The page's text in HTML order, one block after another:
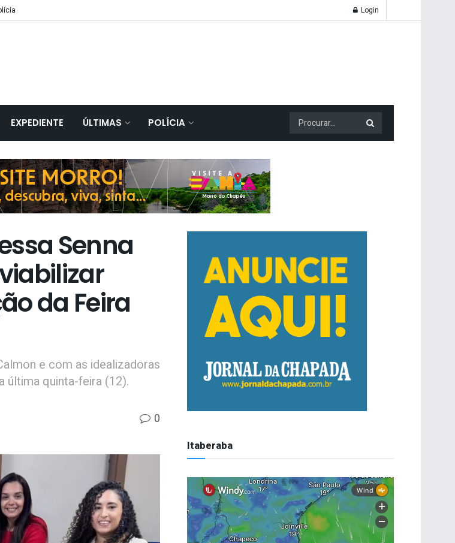
Login
EXPEDIENTE ÚLTIMAS POLÍCIA
Senna
da Feira
e com as idealizadoras
última quinta-feira (12).
0
Itaberaba